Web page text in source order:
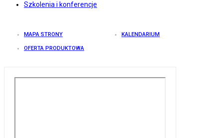
Szkolenia i konferencje
MAPA STRONY KALENDARIUM
OFERTA PRODUKTOWA